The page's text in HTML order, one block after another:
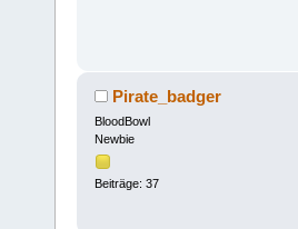
Pirate_badger
BloodBowl
Newbie
Beiträge: 37